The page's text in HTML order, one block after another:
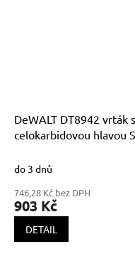
DeWALT DT8942 vrták s
celokarbidovou hlavou
14x460x400mm
do 3 dnů
746,28 Kč bez DPH
903 Kč
DETAIL